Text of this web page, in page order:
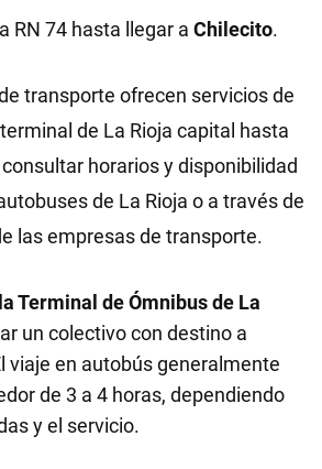
RN 74 hasta llegar a Chilecito.
transporte ofrecen servicios de
de La Rioja capital hasta
horarios y disponibilidad
de La Rioja o a través de
las empresas de transporte.
Terminal de Ómnibus de La
un colectivo con destino a
viaje en autobús generalmente
de 3 a 4 horas, dependiendo
y el servicio.